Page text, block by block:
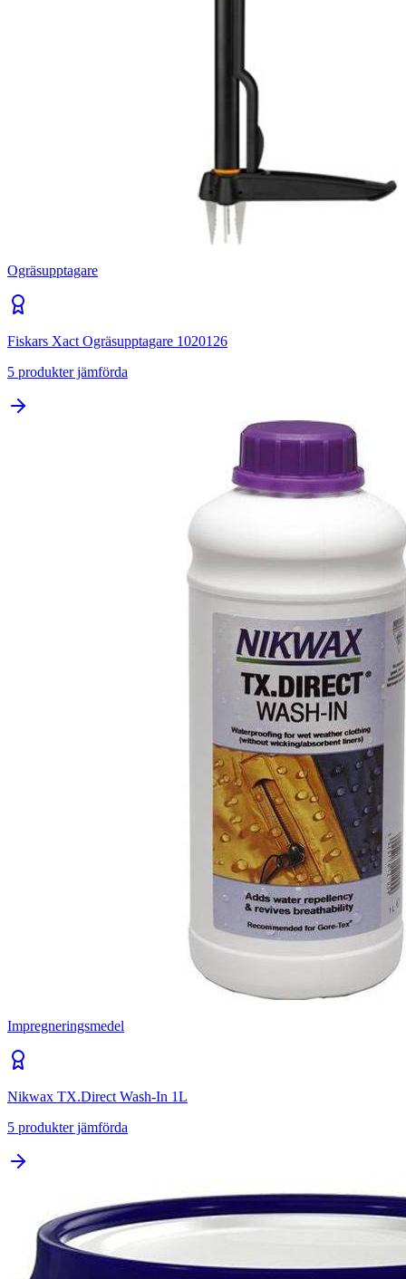
Ogräsupptagare
Fiskars Xact Ogräsupptagare 1020126
5 produkter jämförda
Impregneringsmedel
Nikwax TX.Direct Wash-In 1L
5 produkter jämförda